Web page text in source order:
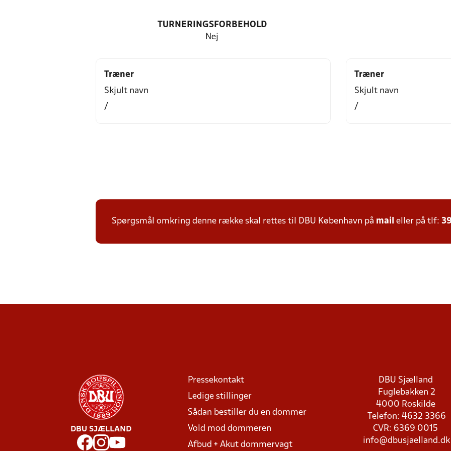
TURNERINGSFORBEHOLD
Nej
Træner
Skjult navn
/
Træner
Skjult navn
/
Spørgsmål omkring denne række skal rettes til DBU København på mail eller på tlf:
DBU SJÆLLAND
Pressekontakt
Ledige stillinger
Sådan bestiller du en dommer
Vold mod dommeren
Afbud + Akut dommervagt
DBU Sjælland
Fuglebakken 2
4000 Roskilde
Telefon: 4632 3366
CVR: 6369 0015
info@dbusjaelland.dk